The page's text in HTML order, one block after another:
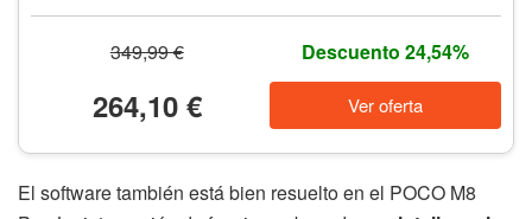
349,99 € Descuento 24,54%
264,10 € Ver oferta
El software también está bien resuelto en el POCO M8